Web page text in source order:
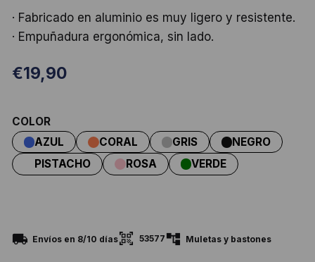
· Fabricado en aluminio es muy ligero y resistente.
· Empuñadura ergonómica, sin lado.
€19,90
COLOR
Envíos en 8/10 días 53577 Muletas y bastones